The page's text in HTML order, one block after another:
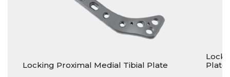
Locking Proximal Medial Tibial Plate
Plate